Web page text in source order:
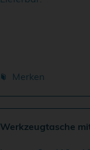
Merken
Werkzeugtasche